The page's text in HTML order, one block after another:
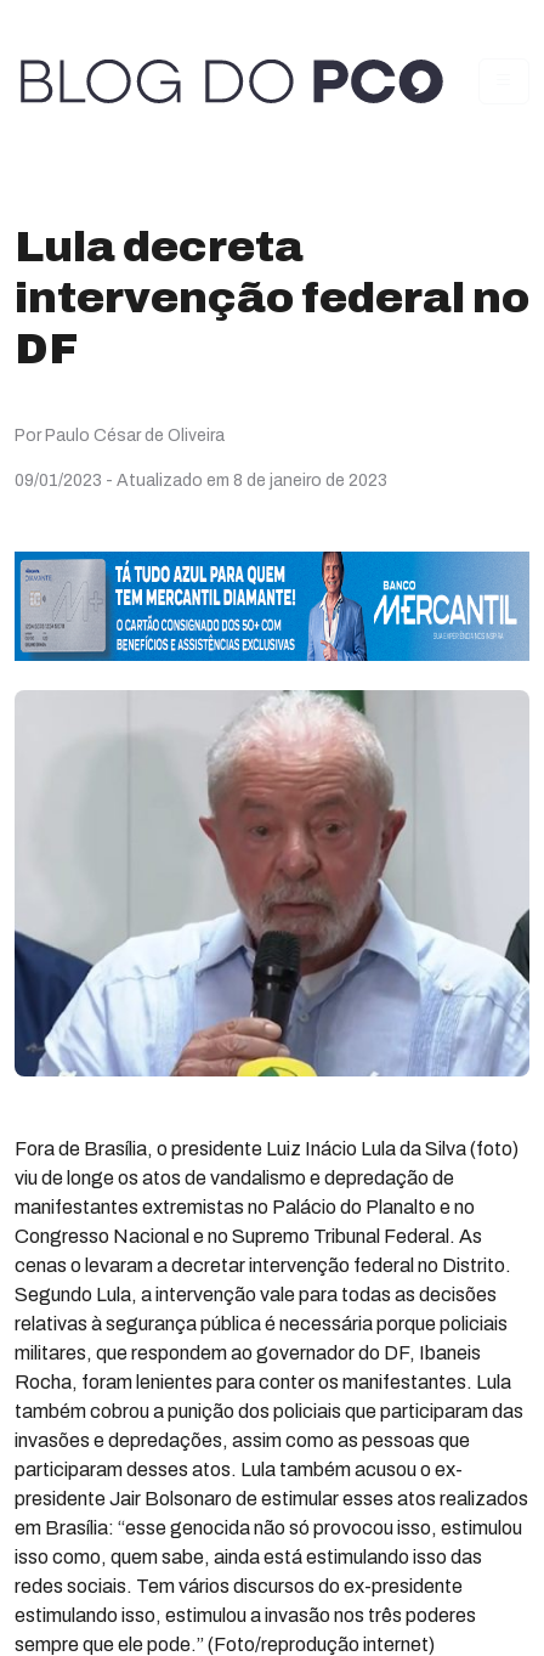
Lula decreta
intervenção federal no
DF
Por Paulo César de Oliveira
09/01/2023 - Atualizado em 8 de janeiro de 2023
Fora de Brasília, o presidente Luiz Inácio Lula da Silva (foto)
viu de longe os atos de vandalismo e depredação de
manifestantes extremistas no Palácio do Planalto e no
Congresso Nacional e no Supremo Tribunal Federal. As
cenas o levaram a decretar intervenção federal no Distrito.
Segundo Lula, a intervenção vale para todas as decisões
relativas à segurança pública é necessária porque policiais
militares, que respondem ao governador do DF, Ibaneis
Rocha, foram lenientes para conter os manifestantes. Lula
também cobrou a punição dos policiais que participaram das
invasões e depredações, assim como as pessoas que
participaram desses atos. Lula também acusou o ex-
presidente Jair Bolsonaro de estimular esses atos realizados
em Brasília: “esse genocida não só provocou isso, estimulou
isso como, quem sabe, ainda está estimulando isso das
redes sociais. Tem vários discursos do ex-presidente
estimulando isso, estimulou a invasão nos três poderes
sempre que ele pode.” (Foto/reprodução internet)